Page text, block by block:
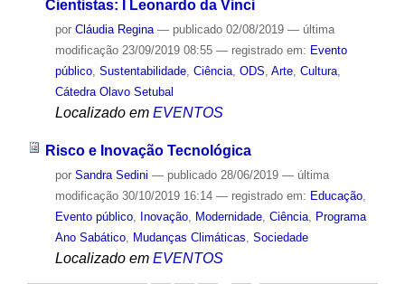
Cientistas: I Leonardo da Vinci
por Cláudia Regina — publicado02/08/2019 — última
modificação23/09/2019 08:55 — registrado em: Evento
público, Sustentabilidade, Ciência, ODS Arte, Cultura,
Cátedra Olavo Setubal
Localizado em EVENTOS
Risco e Inovação Tecnológica
por Sandra Sedini — publicado28/06/2019 — última
modificação30/10/2019 16:14 — registrado em: Educação,
Evento público, Inovação, Modernidade, Ciência, Programa
Ano Sabático, Mudanças Climáticas, Sociedade
Localizado em EVENTOS